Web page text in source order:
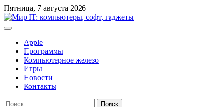
Перейти
к
содержимому
Пятница, 7 августа 2026
Apple
Программы
Компьютерное железо
Игры
Новости
Контакты
Найти: